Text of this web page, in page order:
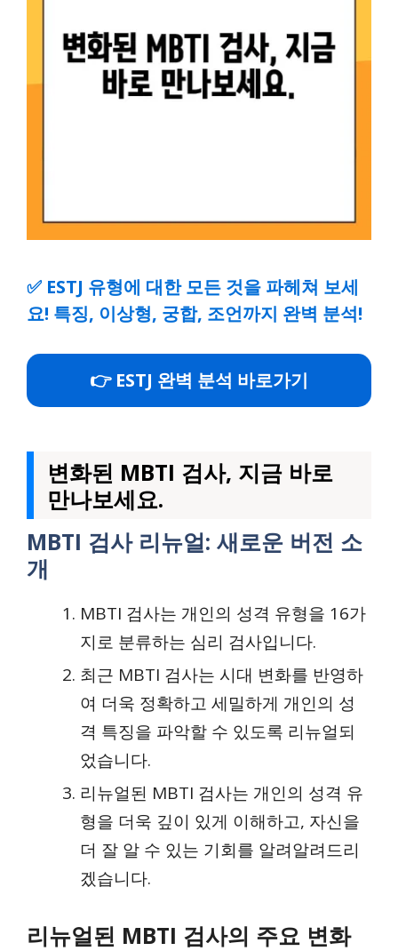
✅ ESTJ 유형에 대한 모든 것을 파헤쳐 보세
요! 특징, 이상형, 궁합, 조언까지 완벽 분석!
👉 ESTJ 완벽 분석 바로가기
변화된 MBTI 검사, 지금 바로
만나보세요.
MBTI 검사 리뉴얼: 새로운 버전 소
개
MBTI 검사는 개인의 성격 유형을 16가
지로 분류하는 심리 검사입니다.
최근 MBTI 검사는 시대 변화를 반영하
여 더욱 정확하고 세밀하게 개인의 성
격 특징을 파악할 수 있도록 리뉴얼되
었습니다.
리뉴얼된 MBTI 검사는 개인의 성격 유
형을 더욱 깊이 있게 이해하고, 자신을
더 잘 알 수 있는 기회를 알려알려드리
겠습니다.
리뉴얼된 MBTI 검사의 주요 변화